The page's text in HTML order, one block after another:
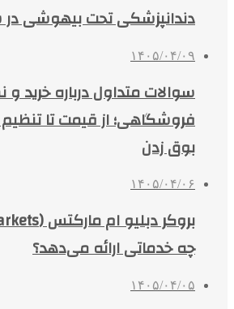
دندانپزشکی تحت بیهوشی در
۱۴۰۵/۰۴/۰۹
سوالات متداول درباره خرید
فروشگاهی؛ از قیمت تا
بوق زدن
۱۴۰۵/۰۴/۰۶
چه خدماتی ارائه می‌دهد؟
۱۴۰۵/۰۴/۰۵